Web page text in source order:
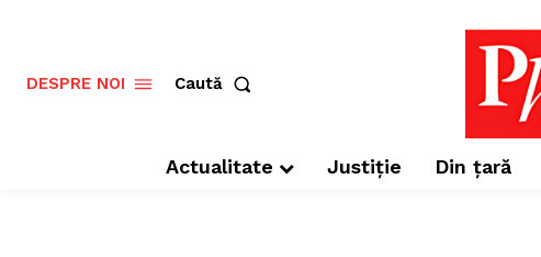
DESPRE NOI Caută
Actualitate Justiție Din țară